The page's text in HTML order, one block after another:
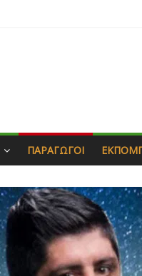
ΠΑΡΑΓΩΓΟΊ